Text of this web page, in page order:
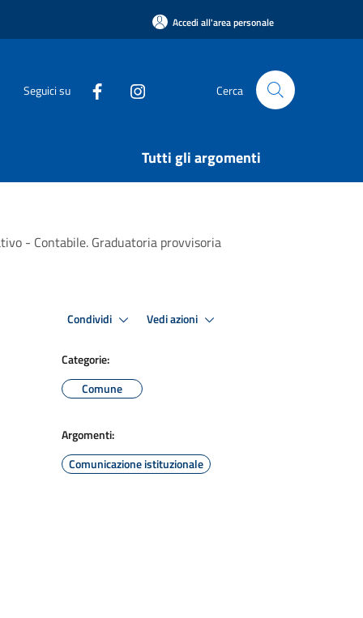
Accedi all'area personale
Seguici su Cerca
Tutti gli argomenti
- Contabile. Graduatoria provvisoria
Condividi Vedi azioni
Categorie:
Comune
Argomenti:
Comunicazione istituzionale